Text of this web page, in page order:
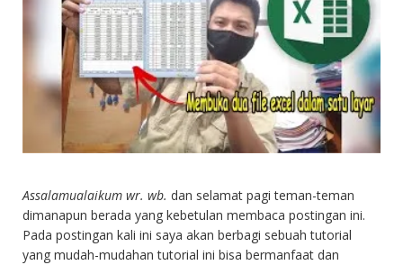
Assalamualaikum wr. wb. dan selamat pagi teman-teman
dimanapun berada yang kebetulan membaca postingan ini.
Pada postingan kali ini saya akan berbagi sebuah tutorial
yang mudah-mudahan tutorial ini bisa bermanfaat dan